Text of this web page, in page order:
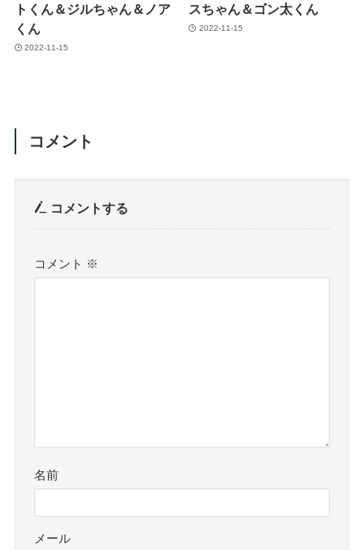
トくん＆ジルちゃん＆ノア
くん
2022-11-15
スちゃん＆ゴン太くん
2022-11-15
コメント
コメントする
コメント ※
名前
メール